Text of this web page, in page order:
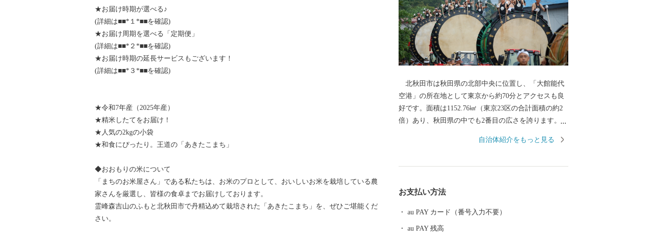
★お届け時期が選べる♪
(詳細は■■*１*■■を確認)
★お届け周期を選べる「定期便」
(詳細は■■*２*■■を確認)
★お届け時期の延長サービスもございます！
(詳細は■■*３*■■を確認)
★令和7年産（2025年産）
★精米したてをお届け！
★人気の2kgの小袋
★和食にぴったり。王道の「あきたこまち」
◆おおもりの米について
「まちのお米屋さん」である私たちは、お米のプロとして、おいしいお米を栽培している農
家さんを厳選し、皆様の食卓までお届けしております。
霊峰森吉山のふもと北秋田市で丹精込めて栽培された「あきたこまち」を、ぜひご堪能くだ
さい。
北秋田市は秋田県の北部中央に位置し、「大館能代
空港」の所在地として東京から約70分とアクセスも良
好です。面積は1152.76㎢（東京23区の合計面積の約2
倍）あり、秋田県の中でも2番目の広さを誇ります。そ
わせ、様々な表情を見せてくれます。「花の百名山」
豊かな自然環境は、狩猟を生業としてきた「マタギ」
にも大きく貢献し、現在でも阿仁地区ではマタギ発祥
田市内を走る「秋田内陸縦貫鉄道」は、鷹巣～角館
自治体紹介をもっと見る
お支払い方法
au PAY カード（番号入力不要）
au PAY 残高